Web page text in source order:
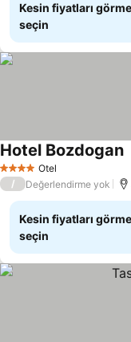
Kesin fiyatları
seçin
4 Yıldız Otel
Hotel Bozdogan
/ Değerlendirme yok
Kesin fiyatları
seçin